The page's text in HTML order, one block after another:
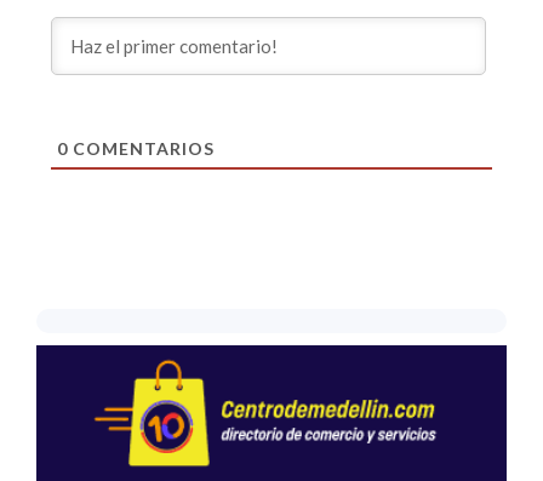
0COMENTARIOS